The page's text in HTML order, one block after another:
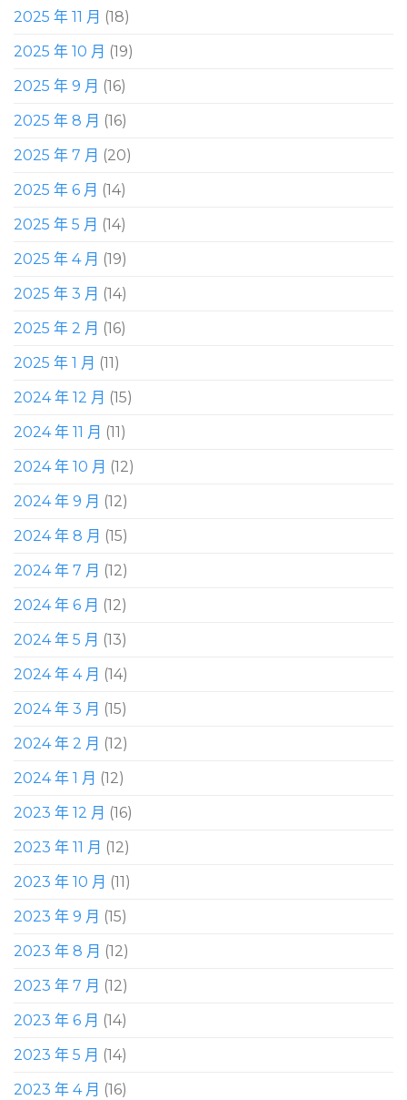
2025 年 11 月 (18)
2025 年 10 月 (19)
2025 年 9 月 (16)
2025 年 8 月 (16)
2025 年 7 月 (20)
2025 年 6 月 (14)
2025 年 5 月 (14)
2025 年 4 月 (19)
2025 年 3 月 (14)
2025 年 2 月 (16)
2025 年 1 月 (11)
2024 年 12 月 (15)
2024 年 11 月 (11)
2024 年 10 月 (12)
2024 年 9 月 (12)
2024 年 8 月 (15)
2024 年 7 月 (12)
2024 年 6 月 (12)
2024 年 5 月 (13)
2024 年 4 月 (14)
2024 年 3 月 (15)
2024 年 2 月 (12)
2024 年 1 月 (12)
2023 年 12 月 (16)
2023 年 11 月 (12)
2023 年 10 月 (11)
2023 年 9 月 (15)
2023 年 8 月 (12)
2023 年 7 月 (12)
2023 年 6 月 (14)
2023 年 5 月 (14)
2023 年 4 月 (16)